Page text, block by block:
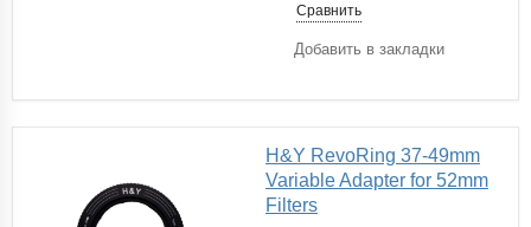
Сравнить
Добавить в закладки
H&Y RevoRing 37-49mm
Variable Adapter for 52mm
Filters